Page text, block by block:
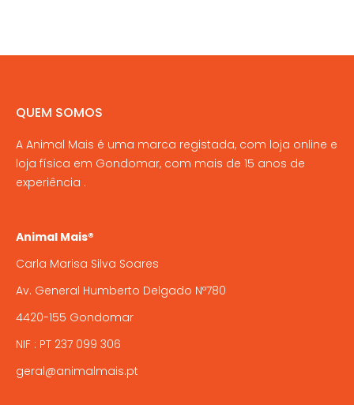
chosen
page
variants.
be
chosen
QUEM SOMOS
A Animal Mais é uma marca registada, com loja online e
loja física em Gondomar, com mais de 15 anos de
experiência .
Animal Mais®
Carla Marisa Silva Soares
Av. General Humberto Delgado Nº780
4420-155 Gondomar
NIF : PT 237 099 306
geral@animalmais.pt